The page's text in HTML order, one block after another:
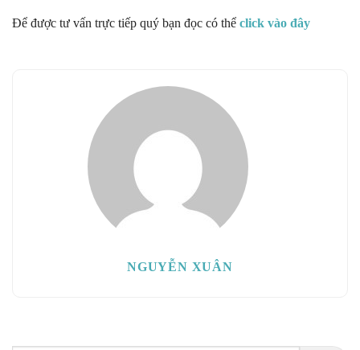
Để được tư vấn trực tiếp quý bạn đọc có thể click vào đây
NGUYỄN XUÂN